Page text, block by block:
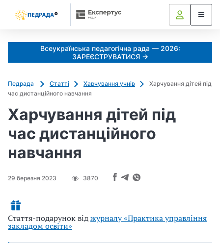
Всеукраїнська педагогічна рада — 2026:
ЗАРЕЄСТРУВАТИСЯ →
Педрада Статті Харчування учнів
Харчування дітей під
час дистанційного навчання
Харчування дітей під
час дистанційного
навчання
29 березня 2023 3870
Стаття-подарунок віджурналу «Практика управління
закладом освіти»